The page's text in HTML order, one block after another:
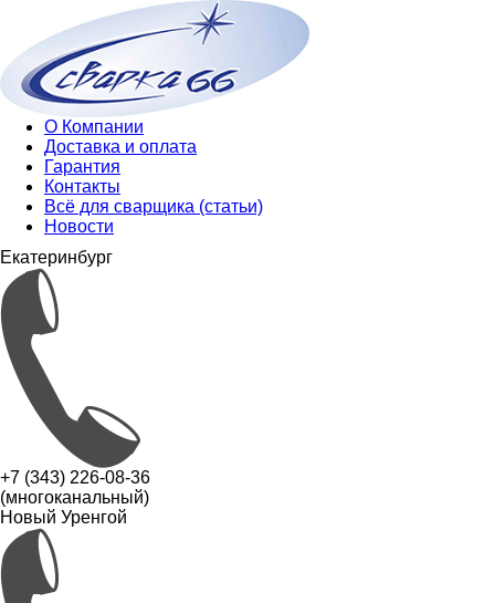
О Компании
Доставка и оплата
Гарантия
Контакты
Всё для сварщика (статьи)
Новости
Екатеринбург
+7 (343) 226-08-36
(многоканальный)
Новый Уренгой